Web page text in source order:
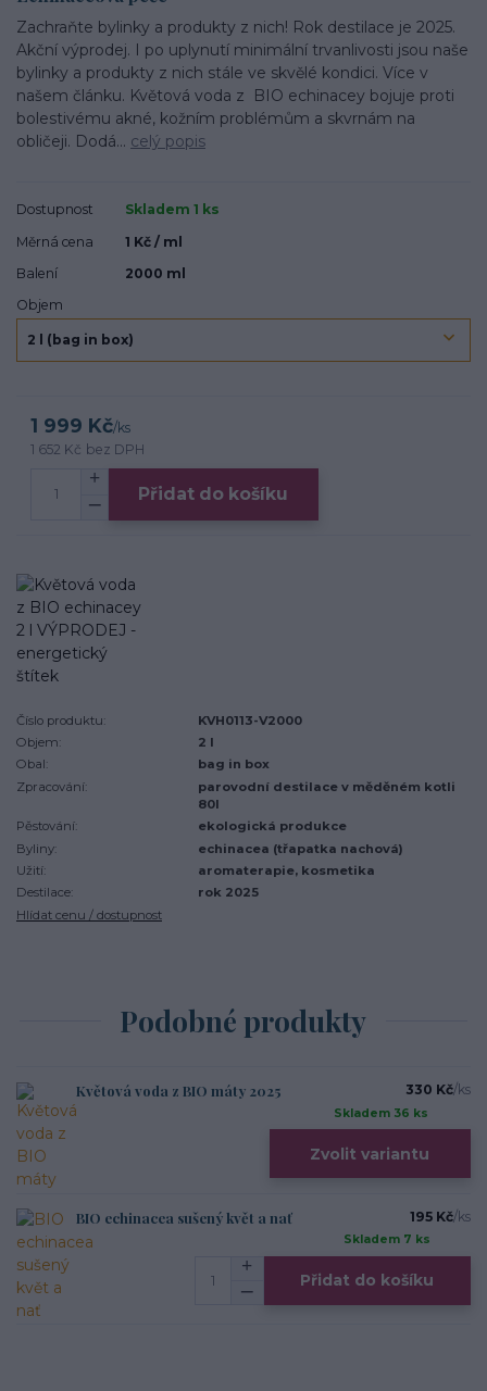
Zachraňte bylinky a produkty z nich! Rok destilace je 2025.
Akční výprodej. I po uplynutí minimální trvanlivosti jsou naše
bylinky a produkty z nich stále ve skvělé kondici. Více v
našem článku. Květová voda z BIO echinacey bojuje proti
bolestivému akné, kožním problémům a skvrnám na
obličeji. Dodá... celý popis
Dostupnost
Skladem 1 ks
Měrná cena
1 Kč / ml
Balení
2000 ml
Objem
1 999 Kč/ks
1 652 Kč bez DPH
Přidat do košíku
Číslo produktu:
KVH0113-V2000
Objem:
2 l
Obal:
bag in box
Zpracování:
parovodní destilace v měděném kotli
80l
Pěstování:
ekologická produkce
Byliny:
echinacea (třapatka nachová)
Užití:
aromaterapie, kosmetika
Destilace:
rok 2025
Hlídat cenu / dostupnost
Podobné produkty
Květová voda z BIO máty 2025 330 Kč/ks
Skladem 36 ks
Zvolit variantu
BIO echinacea sušený květ a nať 195 Kč/ks
Skladem 7 ks
Přidat do košíku